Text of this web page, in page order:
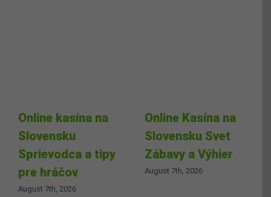
Online kasína na
Slovensku
Sprievodca a tipy
pre hráčov
August 7th, 2026
Online Kasína na
Slovensku Svet
Zábavy a Výhier
August 7th, 2026